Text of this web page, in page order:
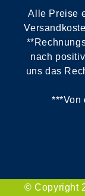
Alle Preise
nach
uns das
***Von
© Copyright